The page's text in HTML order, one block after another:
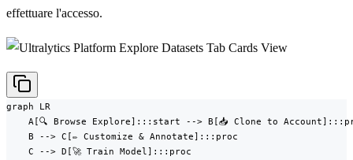
effettuare l'accesso.
graph LR
A[🔍 Browse Explore]:::start --> B[📥 Clone to
    B --> C[✏️ Customize & Annotate]:::proc
    C --> D[🚀 Train Model]:::proc